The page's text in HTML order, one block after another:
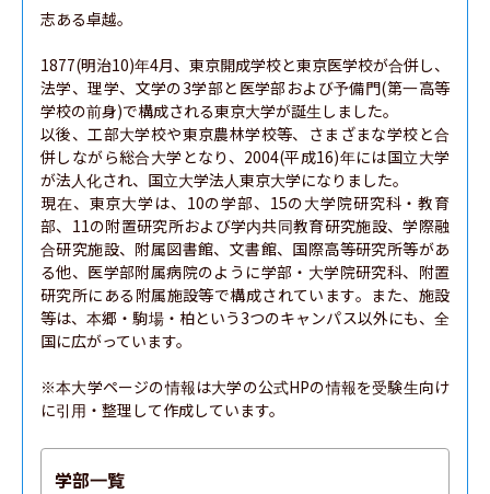
志ある卓越。
1877(明治10)年4月、東京開成学校と東京医学校が合併し、
法学、理学、文学の3学部と医学部および予備門(第一高等
学校の前身)で構成される東京大学が誕生しました。
以後、工部大学校や東京農林学校等、さまざまな学校と合
併しながら総合大学となり、2004(平成16)年には国立大学
が法人化され、国立大学法人東京大学になりました。
現在、東京大学は、10の学部、15の大学院研究科・教育
部、11の附置研究所および学内共同教育研究施設、学際融
合研究施設、附属図書館、文書館、国際高等研究所等があ
る他、医学部附属病院のように学部・大学院研究科、附置
研究所にある附属施設等で構成されています。また、施設
等は、本郷・駒場・柏という3つのキャンパス以外にも、全
国に広がっています。
※本大学ページの情報は大学の公式HPの情報を受験生向け
に引用・整理して作成しています。
学部一覧